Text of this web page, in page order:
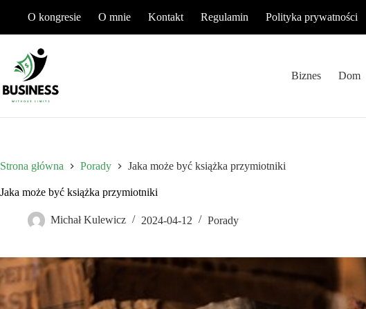
O kongresie O mnie Kontakt Regulamin Polityka prywatności
Biznes Dom
Strona główna Porady Jaka może być książka przymiotniki
Jaka może być książka przymiotniki
Michał Kulewicz 2024-04-12 Porady